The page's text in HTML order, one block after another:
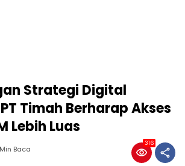
Strategi Digital
Timah Berharap Akses
Lebih Luas
Baca
316